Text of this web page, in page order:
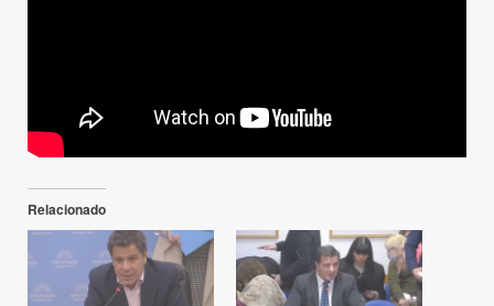
Relacionado